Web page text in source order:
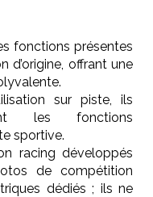
fonctions présentes
d’origine, offrant une
sur piste, ils
les fonctions
sportive.
racing développés
de compétition
dédiés ; ils ne